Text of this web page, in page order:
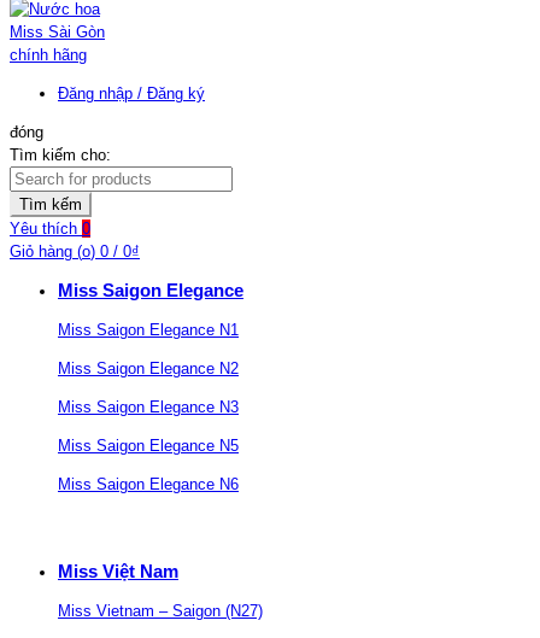
Đăng nhập / Đăng ký
đóng
Tìm kiếm cho:
Tìm kếm
Yêu thích 0
Giỏ hàng (o) 0 / 0₫
Miss Saigon Elegance
Miss Saigon Elegance N1
Miss Saigon Elegance N2
Miss Saigon Elegance N3
Miss Saigon Elegance N5
Miss Saigon Elegance N6
Miss Việt Nam
Miss Vietnam – Saigon (N27)